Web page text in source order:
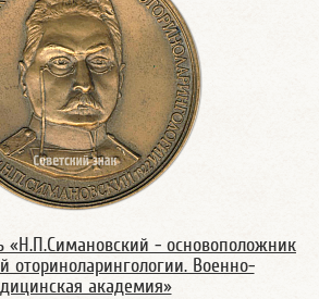
«Н.П.Симановский - основоположник
оториноларингологии. Военно-
академия»